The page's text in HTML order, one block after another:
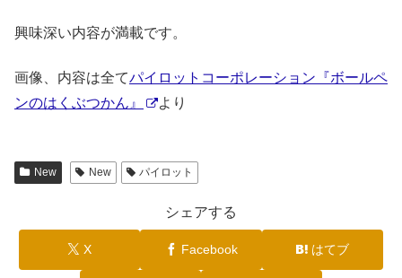
興味深い内容が満載です。
画像、内容は全てパイロットコーポレーション『ボールペ
ンのはくぶつかん』
より
New New パイロット
シェアする
X Facebook はてブ